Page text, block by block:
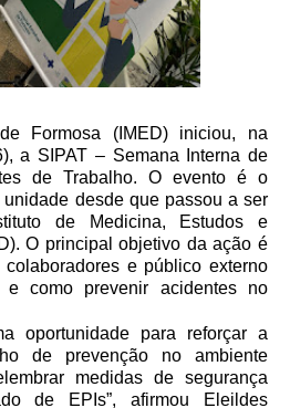
Formosa (IMED) iniciou, na
a SIPAT – Semana Interna de
de Trabalho. O evento é o
desde que passou a ser
de Medicina, Estudos e
O principal objetivo da ação é
e público externo
e como prevenir acidentes no
oportunidade para reforçar a
de prevenção no ambiente
medidas de segurança
de EPIs”, afirmou Eleildes